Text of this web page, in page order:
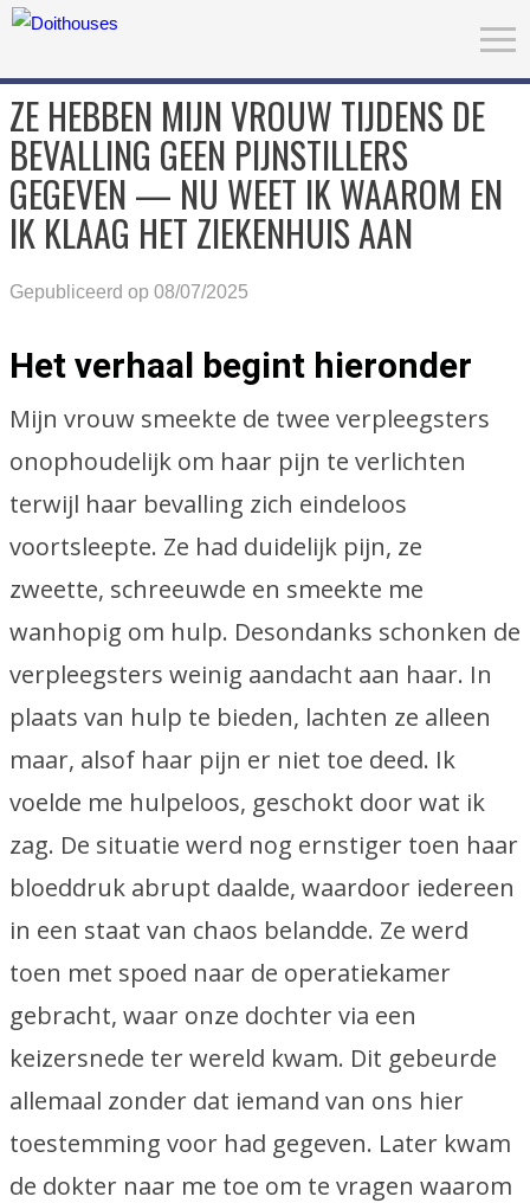
ZE HEBBEN MIJN VROUW TIJDENS DE
BEVALLING GEEN PIJNSTILLERS
GEGEVEN — NU WEET IK WAAROM EN
IK KLAAG HET ZIEKENHUIS AAN
Gepubliceerd op 08/07/2025
Het verhaal begint hieronder
Mijn vrouw smeekte de twee verpleegsters
onophoudelijk om haar pijn te verlichten
terwijl haar bevalling zich eindeloos
voortsleepte. Ze had duidelijk pijn, ze
zweette, schreeuwde en smeekte me
wanhopig om hulp. Desondanks schonken de
verpleegsters weinig aandacht aan haar. In
plaats van hulp te bieden, lachten ze alleen
maar, alsof haar pijn er niet toe deed. Ik
voelde me hulpeloos, geschokt door wat ik
zag. De situatie werd nog ernstiger toen haar
bloeddruk abrupt daalde, waardoor iedereen
in een staat van chaos belandde. Ze werd
toen met spoed naar de operatiekamer
gebracht, waar onze dochter via een
keizersnede ter wereld kwam. Dit gebeurde
allemaal zonder dat iemand van ons hier
toestemming voor had gegeven. Later kwam
de dokter naar me toe om te vragen waarom